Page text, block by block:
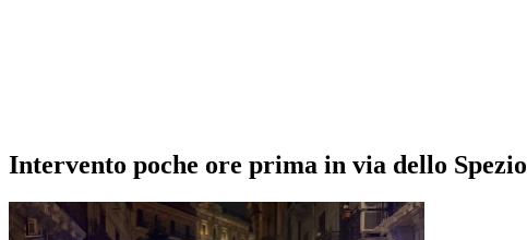
Intervento poche ore prima in via dello Spezio